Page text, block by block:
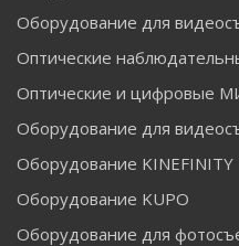
Оборудование для
Оптические
Оптические и
Оборудование для
Оборудование KINEFINITY
Оборудование KUPO
Оборудование для